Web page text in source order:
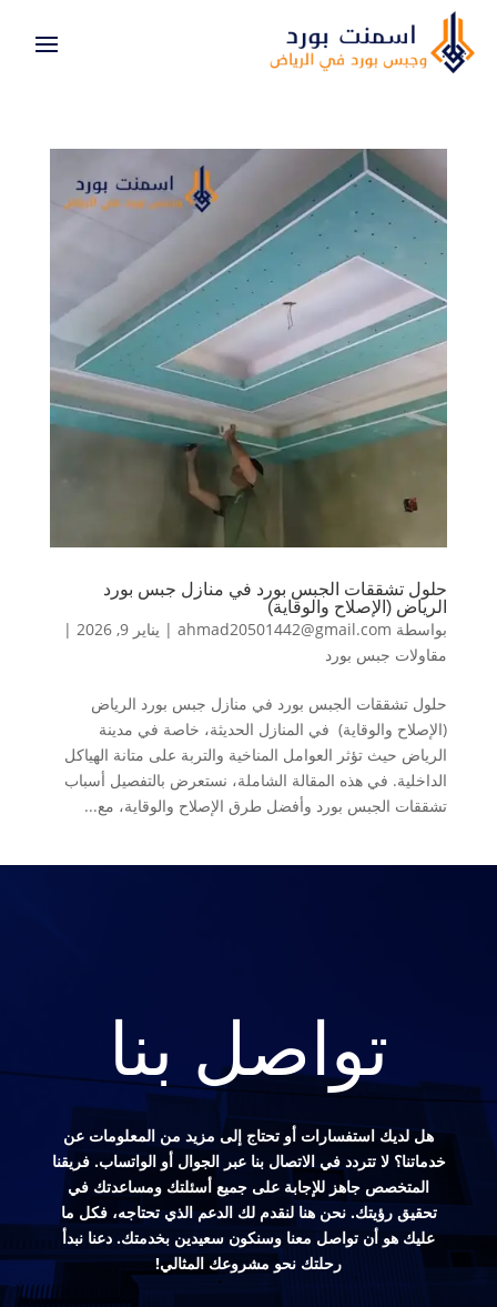
حلول تشققات الجبس بورد في منازل جبس بورد
الرياض (الإصلاح والوقاية)
بواسطة ahmad20501442@gmail.com
| يناير 9, 2026
|
مقاولات جبس بورد
حلول تشققات الجبس بورد في منازل جبس بورد الرياض
(الإصلاح والوقاية) في المنازل الحديثة، خاصة في مدينة
الرياض حيث تؤثر العوامل المناخية والتربة على متانة الهياكل
الداخلية. في هذه المقالة الشاملة، نستعرض بالتفصيل أسباب
تشققات الجبس بورد وأفضل طرق الإصلاح والوقاية، مع...
تواصل بنا
هل لديك استفسارات أو تحتاج إلى مزيد من المعلومات عن
خدماتنا؟ لا تتردد في الاتصال بنا عبر الجوال أو الواتساب. فريقنا
المتخصص جاهز للإجابة على جميع أسئلتك ومساعدتك في
تحقيق رؤيتك. نحن هنا لنقدم لك الدعم الذي تحتاجه، فكل ما
عليك هو أن تواصل معنا وسنكون سعيدين بخدمتك. دعنا نبدأ
رحلتك نحو مشروعك المثالي!